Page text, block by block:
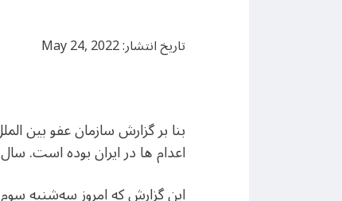
تاریخ انتشار: May 24, 2022
اعدام ها در ایران بوده است. سال گذشته 54 درصد اعدام های جهان